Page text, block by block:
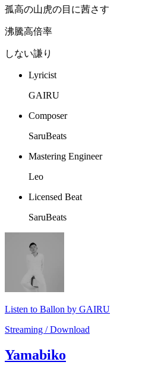
孤高の山虎の目に茜さす
沸騰高倍率
しない謙り
Lyricist
GAIRU
Composer
SaruBeats
Mastering Engineer
Leo
Licensed Beat
SaruBeats
Listen to Ballon by GAIRU
Streaming / Download
Yamabiko